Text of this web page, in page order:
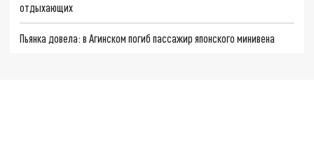
отдыхающих
Пьянка довела: в Агинском погиб пассажир японского минивена